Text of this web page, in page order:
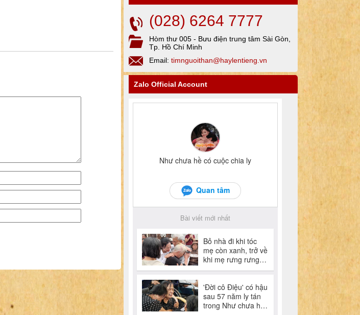
(028) 6264 7777
Hòm thư 005 - Bưu điện trung tâm Sài Gòn,
Tp. Hồ Chí Minh
Email: timnguoithan@haylentieng.vn
Zalo Official Account